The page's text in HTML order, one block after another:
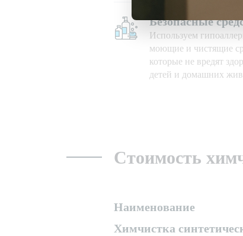
Безопасные
Используем
моющие и чистящие
которые не вредят
детей и домашних
Стоимость
Наименование
Химчистка